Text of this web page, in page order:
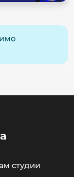
студии